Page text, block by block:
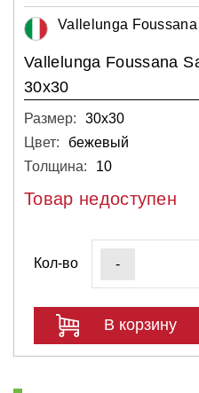
Vallelunga Foussana
Vallelunga Foussana
30x30
Размер:
30х30
Цвет:
бежевый
Толщина:
10
Товар недоступен
Кол-во -
В корзину